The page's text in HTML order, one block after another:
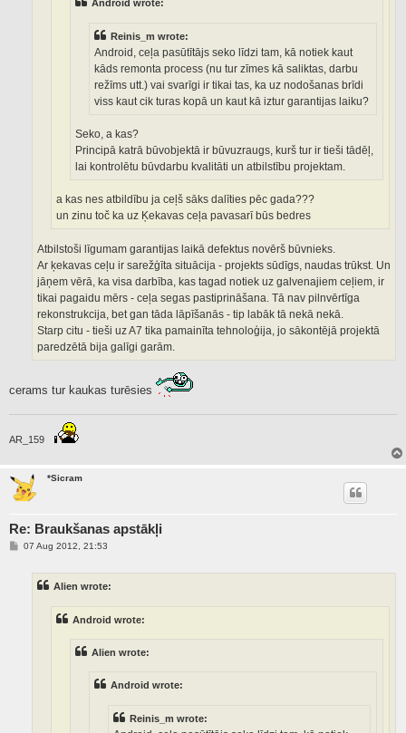
Android wrote:
Reinis_m wrote:
Android, ceļa pasūtītājs seko līdzi tam, kā notiek kaut
kāds remonta process (nu tur zīmes kā saliktas, darbu
režīms utt.) vai svarīgi ir tikai tas, ka uz nodošanas brīdi
viss kaut cik turas kopā un kaut kā iztur garantijas laiku?
Seko, a kas?
Principā katrā būvobjektā ir būvuzraugs, kurš tur ir tieši tādēļ,
lai kontrolētu būvdarbu kvalitāti un atbilstību projektam.
a kas nes atbildību ja ceļš sāks dalīties pēc gada???
un zinu toč ka uz Ķekavas ceļa pavasarī būs bedres
Atbilstoši līgumam garantijas laikā defektus novērš būvnieks.
Ar ķekavas ceļu ir sarežģīta situācija - projekts sūdīgs, naudas trūkst. Un
jāņem vērā, ka visa darbība, kas tagad notiek uz galvenajiem ceļiem, ir
tikai pagaidu mērs - ceļa segas pastiprināšana. Tā nav pilnvērtīga
rekonstrukcija, bet gan tāda lāpīšanās - tip labāk tā nekā nekā.
Starp citu - tieši uz A7 tika pamainīta tehnoloģija, jo sākontējā projektā
paredzētā bija galīgi garām.
cerams tur kaukas turēsies
AR_159
*Sicram
Re: Braukšanas apstākļi
P07 Aug 2012, 21:53
Alien wrote:
Android wrote:
Alien wrote:
Android wrote:
Reinis_m wrote: